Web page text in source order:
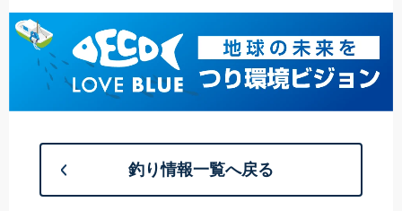
釣り情報一覧へ戻る